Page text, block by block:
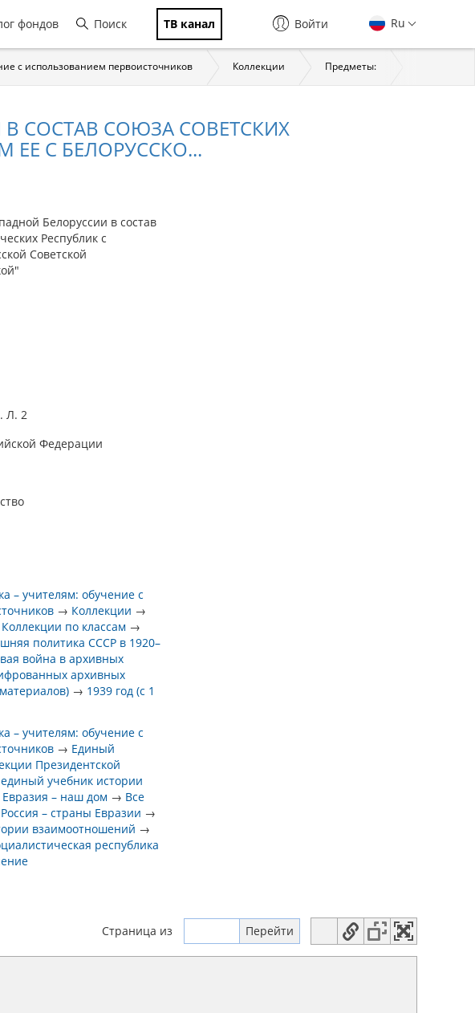
фондов Поиск ТВ канал Ru
Войти
с использованием первоисточников Коллекции Предметы:
СОСТАВ СОЮЗА СОВЕТСКИХ
С БЕЛОРУССКО...
Белоруссии в состав
Республик с
Советской
Л. 2
Федерации
– учителям: обучение с
→ Коллекции →
Коллекции по классам →
политика СССР в 1920–
война в архивных
архивных
→ 1939 год (с 1
– учителям: обучение с
→ Единый
Президентской
учебник истории
Евразия – наш дом → Все
Россия – страны Евразии →
взаимоотношений →
республика
Страница из